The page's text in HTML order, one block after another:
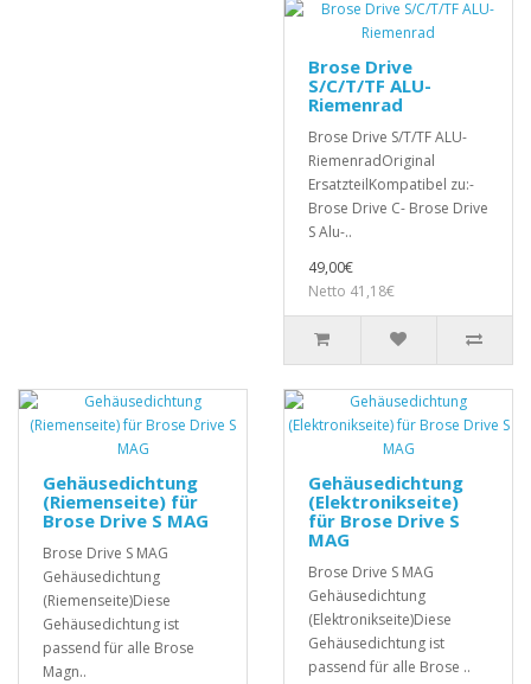
Brose Drive
S/C/T/TF ALU-
Riemenrad
Brose Drive S/T/TF ALU-
RiemenradOriginal
ErsatzteilKompatibel zu:-
Brose Drive C- Brose Drive
S Alu-..
49,00€
Netto 41,18€
Gehäusedichtung
(Riemenseite) für
Brose Drive S MAG
Brose Drive S MAG
Gehäusedichtung
(Riemenseite)Diese
Gehäusedichtung ist
passend für alle Brose
Magn..
Gehäusedichtung
(Elektronikseite)
für Brose Drive S
MAG
Brose Drive S MAG
Gehäusedichtung
(Elektronikseite)Diese
Gehäusedichtung ist
passend für alle Brose ..